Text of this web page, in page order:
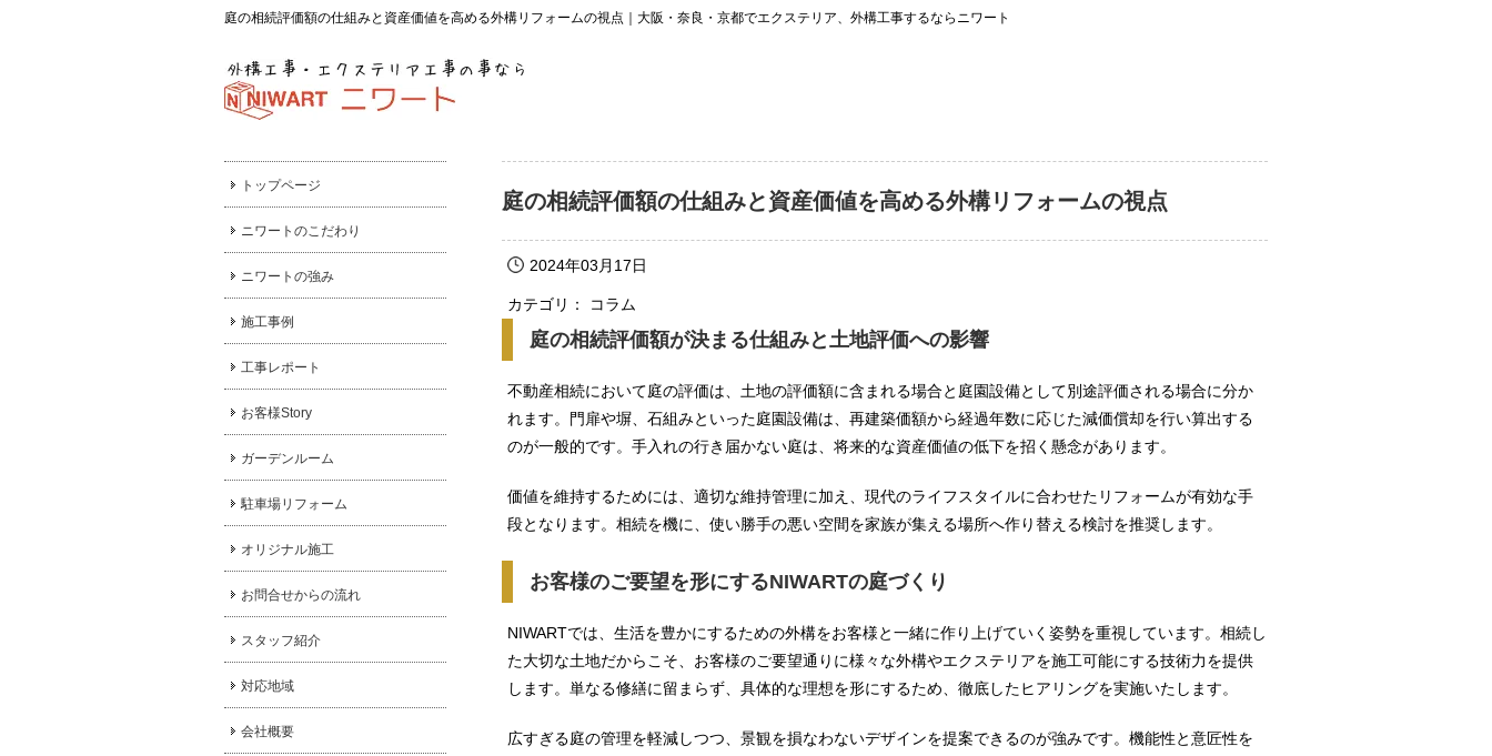
庭の相続評価額の仕組みと資産価値を高める外構リフォームの視点｜大阪・奈良・京都でエクステリア、外構工事するならニワート
トップページ
ニワートのこだわり
ニワートの強み
施工事例
工事レポート
お客様Story
ガーデンルーム
駐車場リフォーム
オリジナル施工
お問合せからの流れ
スタッフ紹介
対応地域
会社概要
庭の相続評価額の仕組みと資産価値を高める外構リフォームの視点
2024年03月17日
カテゴリ： コラム
庭の相続評価額が決まる仕組みと土地評価への影響
不動産相続において庭の評価は、土地の評価額に含まれる場合と庭園設備として別途評価される場合に分か
れます。門扉や塀、石組みといった庭園設備は、再建築価額から経過年数に応じた減価償却を行い算出する
のが一般的です。手入れの行き届かない庭は、将来的な資産価値の低下を招く懸念があります。
価値を維持するためには、適切な維持管理に加え、現代のライフスタイルに合わせたリフォームが有効な手
段となります。相続を機に、使い勝手の悪い空間を家族が集える場所へ作り替える検討を推奨します。
お客様のご要望を形にするNIWARTの庭づくり
NIWARTでは、生活を豊かにするための外構をお客様と一緒に作り上げていく姿勢を重視しています。相続し
た大切な土地だからこそ、お客様のご要望通りに様々な外構やエクステリアを施工可能にする技術力を提供
します。単なる修繕に留まらず、具体的な理想を形にするため、徹底したヒアリングを実施いたします。
広すぎる庭の管理を軽減しつつ、景観を損なわないデザインを提案できるのが強みです。機能性と意匠性を